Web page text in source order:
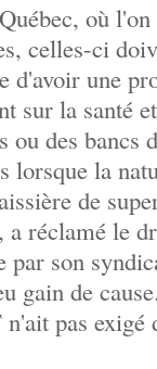
où l'on
celles-ci
d'avoir une
sur la santé
ou des bancs
lorsque la
de
réclamé le
par son
gain de
pas exigé